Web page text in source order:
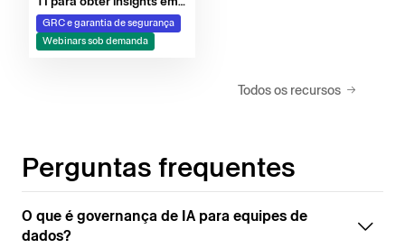
tempo real
GRC e garantia de segurança
Webinars sob demanda
Todos os recursos
Perguntas frequentes
O que é governança de IA para equipes de
dados?